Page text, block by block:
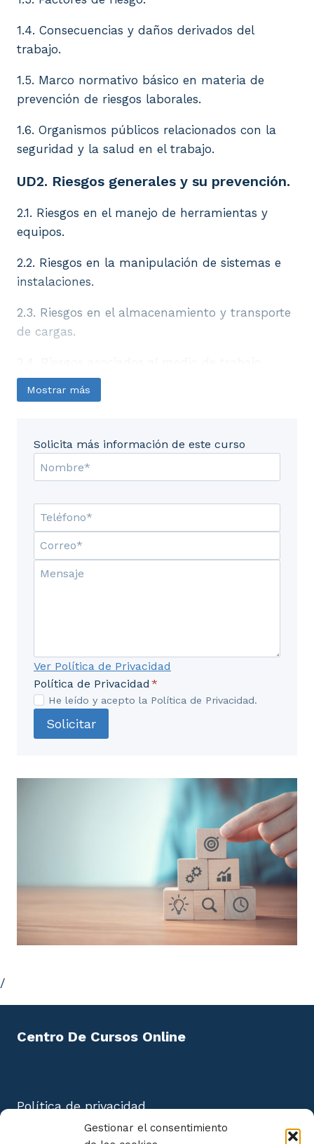
Gestionar el consentimiento
1.4. Consecuencias y daños derivados del
trabajo.
1.5. Marco normativo básico en materia de
prevención de riesgos laborales.
1.6. Organismos públicos relacionados con la
seguridad y la salud en el trabajo.
UD2. Riesgos generales y su prevención.
2.1. Riesgos en el manejo de herramientas y
equipos.
2.2. Riesgos en la manipulación de sistemas e
instalaciones.
2.3. Riesgos en el almacenamiento y transporte
de cargas.
2.5. Riesgos derivados de la carga de trabajo.
los trabajadores.
2.7. Tipos de accidentes.
2.8. Evaluación primaria del accidentado.
2.9. Primeros auxilios.
2.10. Socorrismo.
2.13. Información de apoyo para la actuación de
emergencias.
UD3. Técnicas de seguridad empleadas
en el mantenimiento de
3.1. Normas de Prevención de Riesgos Laborales.
3.2. Riesgos más comunes en el mantenimiento
3.3. Ropas y equipos de Protección Personal.
3.4. Normas de Prevención Medioambientales.
3.5. Aplicación del Plan de Residuos.
Mostrar más
Solicita más información de este curso
Ver Política de Privacidad
Política de Privacidad *
He leído y acepto la Política de Privacidad.
Solicitar
/
Centro De Cursos Online
Política de privacidad
Aviso Legal